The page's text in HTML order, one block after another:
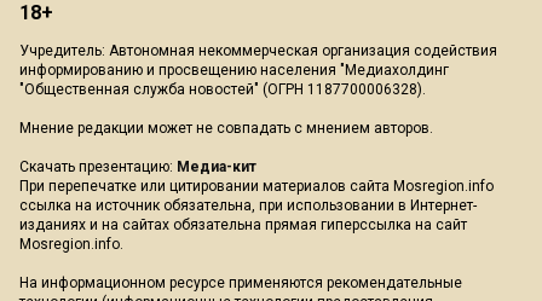
18+
Учредитель: Автономная некоммерческая организация содействия
информированию и просвещению населения "Медиахолдинг
"Общественная служба новостей" (ОГРН 1187700006328).
Мнение редакции может не совпадать с мнением авторов.
Скачать презентацию: Медиа-кит
При перепечатке или цитировании материалов сайта Mosregion.info
ссылка на источник обязательна, при использовании в Интернет-
изданиях и на сайтах обязательна прямая гиперссылка на сайт
Mosregion.info.
На информационном ресурсе применяются рекомендательные